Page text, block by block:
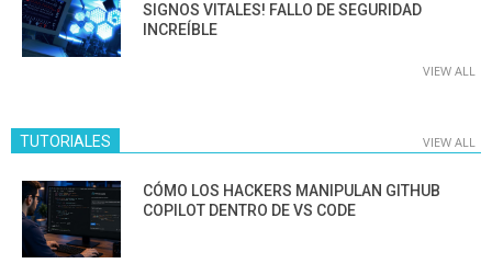
SIGNOS VITALES! FALLO DE SEGURIDAD
INCREÍBLE
VIEW ALL
TUTORIALES VIEW ALL
CÓMO LOS HACKERS MANIPULAN GITHUB
COPILOT DENTRO DE VS CODE